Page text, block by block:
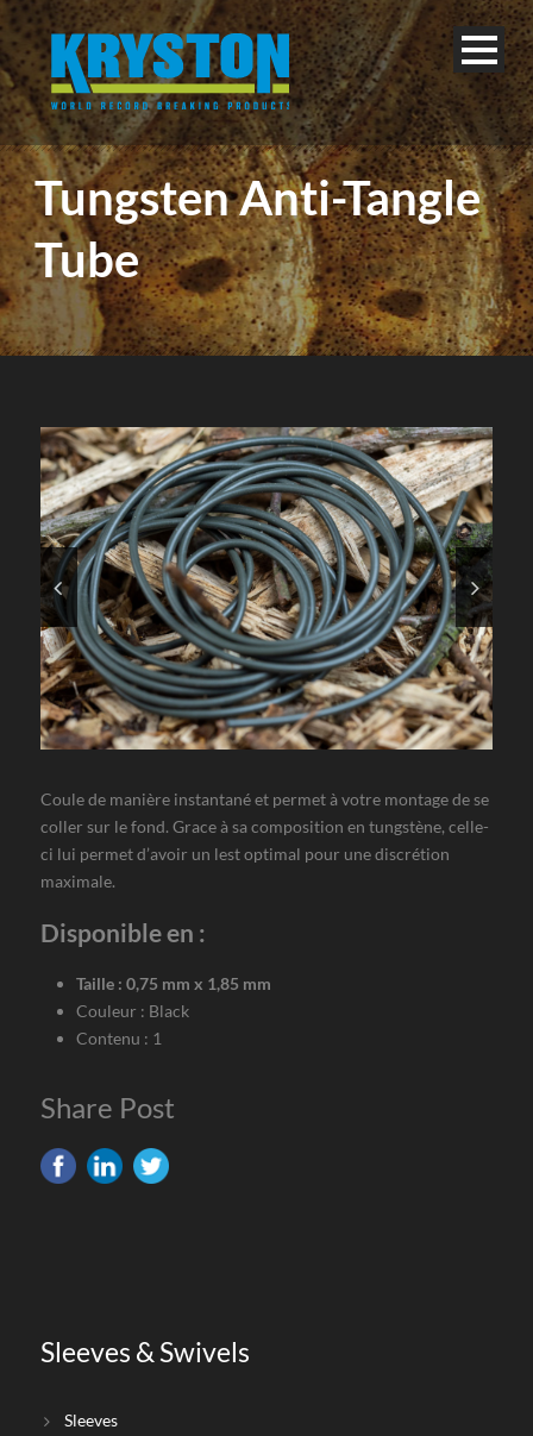
Français
Tungsten Anti-Tangle
Tube
Coule de manière instantané et permet à votre montage de se
coller sur le fond. Grace à sa composition en tungstène, celle-
ci lui permet d’avoir un lest optimal pour une discrétion
maximale.
Disponible en :
Taille : 0,75 mm x 1,85 mm
Couleur : Black
Contenu : 1
Share Post
Sleeves & Swivels
Sleeves